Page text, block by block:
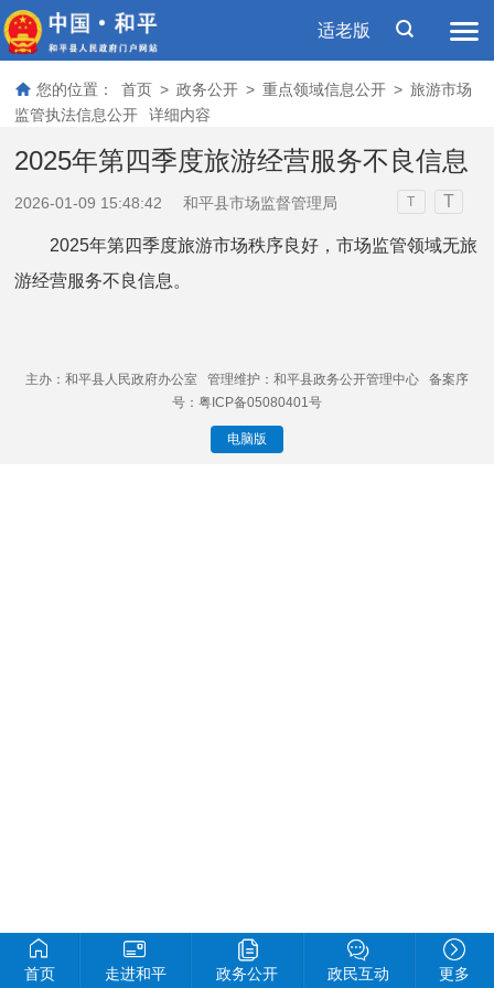
适老版
您的位置： 首页 > 政务公开 > 重点领域信息公开 > 旅游市场
监管执法信息公开
详细内容
2025年第四季度旅游经营服务不良信息
2026-01-09 15:48:42 和平县市场监督管理局 T T
2025年第四季度旅游市场秩序良好，市场监管领域无旅
游经营服务不良信息。
主办：和平县人民政府办公室 管理维护：和平县政务公开管理中心 备案序
号：粤ICP备05080401号
电脑版
首页 走进和平 政务公开 政民互动 更多